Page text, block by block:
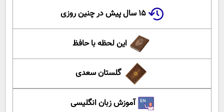
۱۵ سال پیش در چنین روزی
این لحظه با حافظ
گلستان سعدی
آموزش زبان انگلیسی